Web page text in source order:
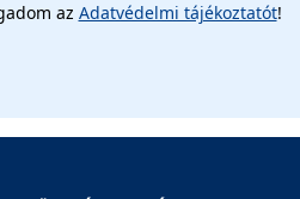
az Adatvédelmi tájékoztatót!